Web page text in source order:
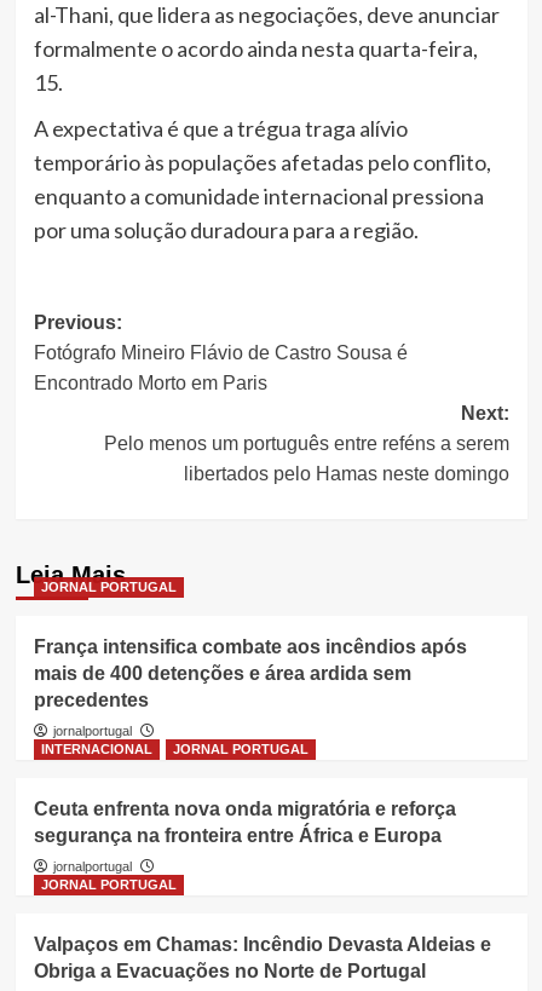
al-Thani, que lidera as negociações, deve anunciar
formalmente o acordo ainda nesta quarta-feira,
15.
A expectativa é que a trégua traga alívio
temporário às populações afetadas pelo conflito,
enquanto a comunidade internacional pressiona
por uma solução duradoura para a região.
Post
navigation
Previous:
Fotógrafo Mineiro Flávio de Castro Sousa é
Encontrado Morto em Paris
Next:
Pelo menos um português entre reféns a serem
libertados pelo Hamas neste domingo
Leia Mais
JORNAL PORTUGAL
França intensifica combate aos incêndios após
mais de 400 detenções e área ardida sem
precedentes
jornalportugal
INTERNACIONAL
JORNAL PORTUGAL
Ceuta enfrenta nova onda migratória e reforça
segurança na fronteira entre África e Europa
jornalportugal
JORNAL PORTUGAL
Valpaços em Chamas: Incêndio Devasta Aldeias e
Obriga a Evacuações no Norte de Portugal